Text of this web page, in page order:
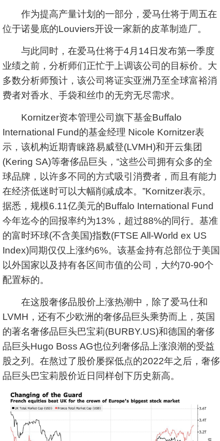
作为提高产量计划的一部分，爱马仕将于周五在
位于诺曼底的Louviers开设一家新的皮革制造厂。
与此同时，在爱马仕将于4月14日发布第一季度
业绩之前，分析师们正忙于上调该公司的目标价。大
多数分析师预计，该公司将证实亚洲乃至全球富裕消
费者对香水、手袋和丝巾的无穷无尽需求。
Kornitzer资本管理公司旗下基金Buffalo
International Fund的基金经理 Nicole Kornitzer表
示，该机构近期青睐路易威登(LVMH)和开云集团
(Kering SA)等奢侈品巨头，“这些公司拥有众多的全
球品牌，以许多不同的方式吸引消费者，而且有能力
在经济低迷时可以大幅削减成本。”Kornitzer表示。
据悉，规模6.11亿美元的Buffalo International Fund
今年迄今的回报率约为13%，超过88%的同行。基准
的富时环球(不含美国)指数(FTSE All-World ex US
Index)同期仅仅上涨约6%。该基金持有总部位于美国
以外国家以及持有各区间市值的公司，大约70-90个
配置标的。
在这股奢侈品股价上涨热潮中，除了爱马仕和
LVMH，还有不少欧洲的奢侈品巨头乘势而上，英国
的著名奢侈品巨头巴宝莉(BURBY.US)和德国的奢侈
品巨头Hugo Boss AG也位列奢侈品上涨浪潮的受益
股之列。在熬过了股价屡探低点的2022年之后，奢侈
品巨头巴宝莉股价近日同样创下历史新高。